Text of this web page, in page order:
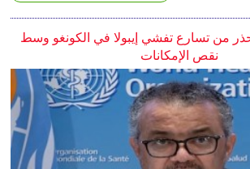
من تسارع تفشي إيبولا في الكونغو وسط
نقص الإمكانات